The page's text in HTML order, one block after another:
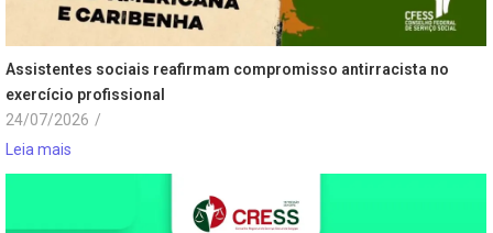
Assistentes sociais reafirmam compromisso antirracista no
exercício profissional
24/07/2026 /
Leia mais